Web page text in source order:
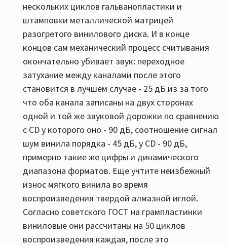
нескольких циклов гальванопластики и
штамповки металлической матрицей
разогретого винилового диска. И в конце
концов сам механический процесс считывания
окончательно убивает звук: переходное
затухание между каналами после этого
становится в лучшем случае - 25 дБ из за того
что оба канала записаны на двух сторонах
одной и той же звуковой дорожки по сравнению
с CD у которого оно - 90 дБ, соотношение сигнал
шум винила порядка - 45 дБ, у СD - 90 дБ,
примерно такие же цифры и динамического
диапазона форматов. Еще учтите неизбежный
износ мягкого винила во время
воспроизведения твердой алмазной иглой.
Согласно советского ГОСТ на грампластинки
виниловые они рассчитаны на 50 циклов
воспроизведения каждая, после это